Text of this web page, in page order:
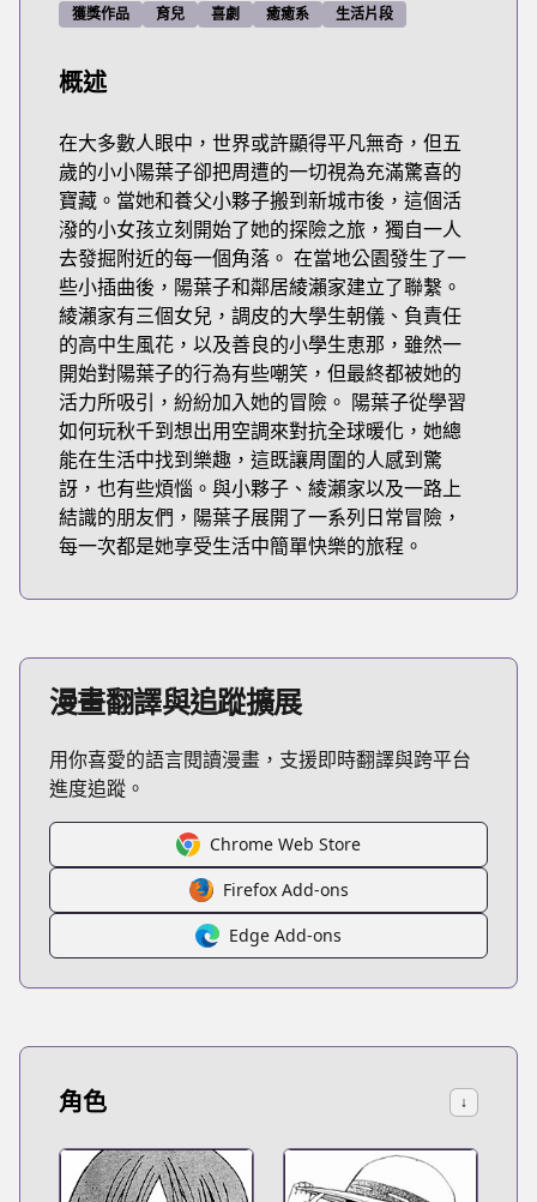
獲獎作品 育兒 喜劇 癒癒系 生活片段
概述
在大多數人眼中，世界或許顯得平凡無奇，但五
歲的小小陽葉子卻把周遭的一切視為充滿驚喜的
寶藏。當她和養父小夥子搬到新城市後，這個活
潑的小女孩立刻開始了她的探險之旅，獨自一人
去發掘附近的每一個角落。 在當地公園發生了一
些小插曲後，陽葉子和鄰居綾瀨家建立了聯繫。
綾瀨家有三個女兒，調皮的大學生朝儀、負責任
的高中生風花，以及善良的小學生恵那，雖然一
開始對陽葉子的行為有些嘲笑，但最終都被她的
活力所吸引，紛紛加入她的冒險。 陽葉子從學習
如何玩秋千到想出用空調來對抗全球暖化，她總
能在生活中找到樂趣，這既讓周圍的人感到驚
訝，也有些煩惱。與小夥子、綾瀨家以及一路上
結識的朋友們，陽葉子展開了一系列日常冒險，
每一次都是她享受生活中簡單快樂的旅程。
漫畫翻譯與追蹤擴展
用你喜愛的語言閱讀漫畫，支援即時翻譯與跨平台
進度追蹤。
Chrome Web Store
Firefox Add-ons
Edge Add-ons
角色 ↓